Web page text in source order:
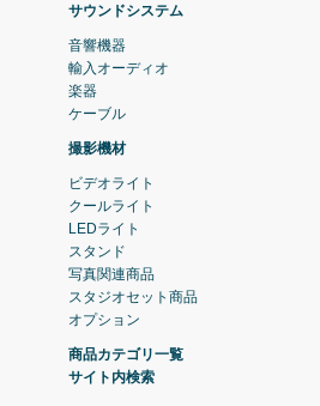
サウンドシステム
音響機器
輸入オーディオ
楽器
ケーブル
撮影機材
ビデオライト
クールライト
LEDライト
スタンド
写真関連商品
スタジオセット商品
オプション
商品カテゴリ一覧
サイト内検索